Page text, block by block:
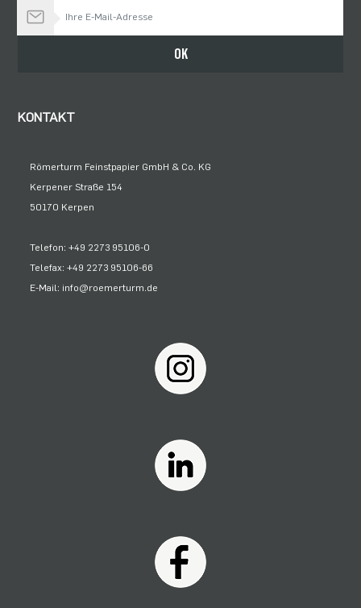
OK
KONTAKT
Römerturm Feinstpapier GmbH & Co. KG
Kerpener Straße 154
50170 Kerpen
Telefon: +49 2273 95106-0
Telefax: +49 2273 95106-66
E-Mail: info@roemerturm.de